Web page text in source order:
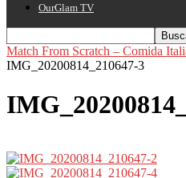
OurGlam TV
Match From Scratch – Comida
IMG_20200814_210647-3